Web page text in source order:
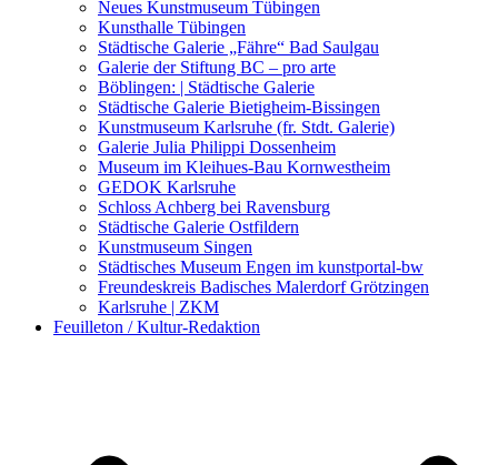
Kunstwettbewerbe, Ausschreibungen für Künstler
Neues Kunstmuseum Tübingen
Kunsthalle Tübingen
Städtische Galerie „Fähre“ Bad Saulgau
Galerie der Stiftung BC – pro arte
Böblingen: | Städtische Galerie
Städtische Galerie Bietigheim-Bissingen
Kunstmuseum Karlsruhe (fr. Stdt. Galerie)
Galerie Julia Philippi Dossenheim
Museum im Kleihues-Bau Kornwestheim
GEDOK Karlsruhe
Schloss Achberg bei Ravensburg
Städtische Galerie Ostfildern
Kunstmuseum Singen
Städtisches Museum Engen im kunstportal-bw
Freundeskreis Badisches Malerdorf Grötzingen
Karlsruhe | ZKM
Feuilleton / Kultur-Redaktion